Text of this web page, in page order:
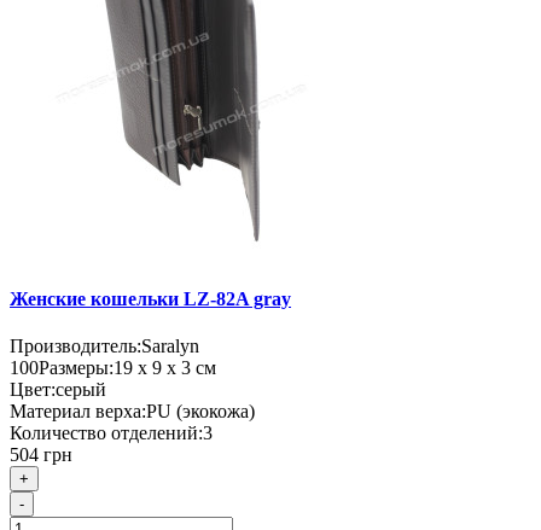
Женские кошельки LZ-82A gray
Производитель:Saralyn
100Размеры:19 х 9 х 3 см
Цвет:серый
Материал верха:PU (экокожа)
Количество отделений:3
504 грн
+
-